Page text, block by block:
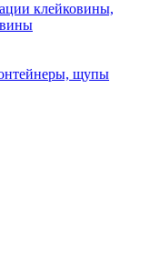
клейковины,
щупы